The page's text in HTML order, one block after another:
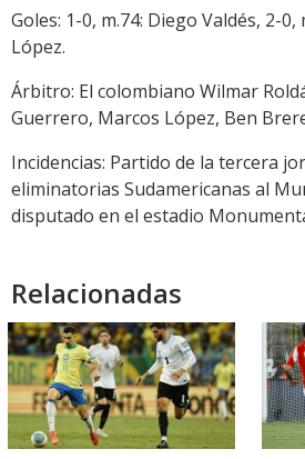
Goles: 1-0, m.74: Diego Valdés, 2-0,
López.
Árbitro: El colombiano Wilmar
Guerrero, Marcos López, Ben
Incidencias: Partido de la tercera
eliminatorias Sudamericanas al
disputado en el estadio
Relacionadas